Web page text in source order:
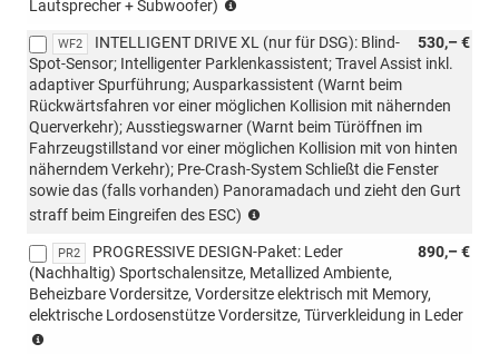
Lautsprecher + Subwoofer)
(EDGE
Paket),
PG6
(Reserverad
platzsparend);
Eine
Option
erforderlich:
PR2
DESIGN)
oder
PS2
(DYNAMIC
WF2 530,– €
INTELLIGENT DRIVE XL (nur für DSG): Blind-
Spot-Sensor; Intelligenter Parklenkassistent; Travel Assist inkl.
adaptiver Spurführung; Ausparkassistent (Warnt beim
Rückwärtsfahren vor einer möglichen Kollision mit nähernden
Querverkehr); Ausstiegswarner (Warnt beim Türöffnen im
Fahrzeugstillstand vor einer möglichen Kollision mit von hinten
näherndem Verkehr); Pre-Crash-System Schließt die Fenster
sowie das (falls vorhanden) Panoramadach und zieht den Gurt
straff beim Eingreifen des ESC)
(EDGE
Paket)
PR2 890,– €
PROGRESSIVE DESIGN-Paket: Leder
(Nachhaltig) Sportschalensitze, Metallized Ambiente,
Beheizbare Vordersitze, Vordersitze elektrisch mit Memory,
elektrische Lordosenstütze Vordersitze, Türverkleidung in Leder